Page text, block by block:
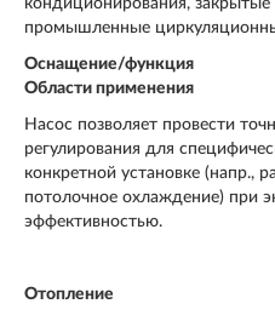
кондиционирования,
промышленные
Оснащение/функция
Области применения
Насос позволяет провести
регулирования для
конкретной установке (напр.,
потолочное охлаждение) при
эффективностью.
Отопление